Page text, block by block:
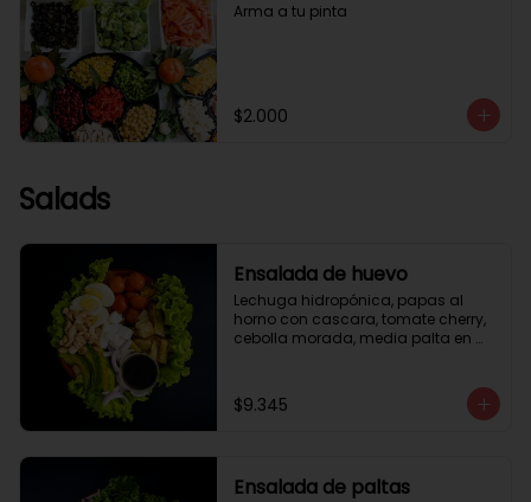
Arma a tu pinta
$2.000
Salads
Ensalada de huevo
Lechuga hidropónica, papas al
horno con cascara, tomate cherry,
cebolla morada, media palta en
balsámica.
$9.345
Ensalada de paltas